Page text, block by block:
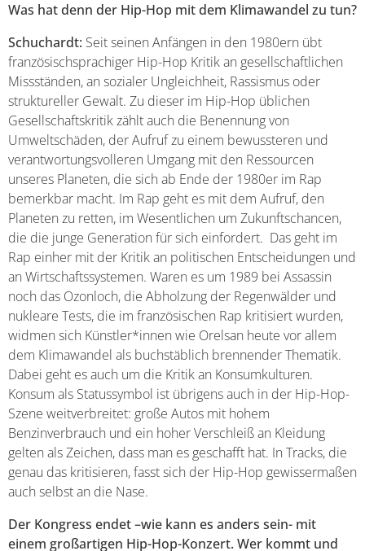
Was hat denn der Hip-Hop mit dem Klimawandel zu tun?
Schuchardt: Seit seinen Anfängen in den 1980ern übt
französischsprachiger Hip-Hop Kritik an gesellschaftlichen
Missständen, an sozialer Ungleichheit, Rassismus oder
struktureller Gewalt. Zu dieser im Hip-Hop üblichen
Gesellschaftskritik zählt auch die Benennung von
Umweltschäden, der Aufruf zu einem bewussteren und
verantwortungsvolleren Umgang mit den Ressourcen
unseres Planeten, die sich ab Ende der 1980er im Rap
bemerkbar macht. Im Rap geht es mit dem Aufruf, den
Planeten zu retten, im Wesentlichen um Zukunftschancen,
die die junge Generation für sich einfordert. Das geht im
Rap einher mit der Kritik an politischen Entscheidungen und
an Wirtschaftssystemen. Waren es um 1989 bei Assassin
noch das Ozonloch, die Abholzung der Regenwälder und
nukleare Tests, die im französischen Rap kritisiert wurden,
widmen sich Künstler*innen wie Orelsan heute vor allem
dem Klimawandel als buchstäblich brennender Thematik.
Dabei geht es auch um die Kritik an Konsumkulturen.
Konsum als Statussymbol ist übrigens auch in der Hip-Hop-
Szene weitverbreitet: große Autos mit hohem
Benzinverbrauch und ein hoher Verschleiß an Kleidung
gelten als Zeichen, dass man es geschafft hat. In Tracks, die
genau das kritisieren, fasst sich der Hip-Hop gewissermaßen
auch selbst an die Nase.
Der Kongress endet –wie kann es anders sein- mit
einem großartigen Hip-Hop-Konzert. Wer kommt und